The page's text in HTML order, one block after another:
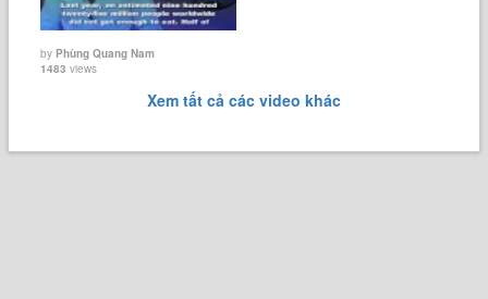
byPhùng Quang Nam
1483 views
Xem tất cả các video khác